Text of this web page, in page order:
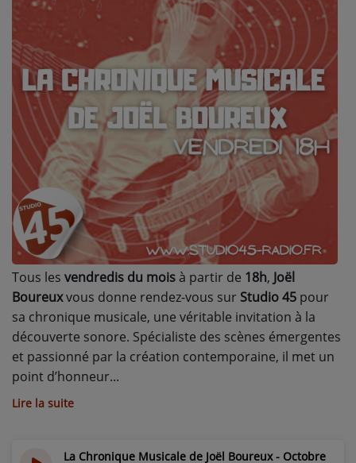
LES ASSOCIÉS DU JOUR
LA CHRONIQUE ENVIRONNEMENTALE
LA CHRONIQUE MUSICALE
L'ÉNERGIE DES 9 ÉTOILES
MIXTAPE ADDICT RADIO SHOW
"SI ON CHANTAIT", L'ÉMISSION
SONS 2 DARONS
La Radio
EQUIPE
PODCASTS
INTERVIEW
Tous les vendredis du moisà partir de 18h, Joël
Boureuxvous donne rendez-vous sur Studio 45 pour
sa chronique musicale, une véritable invitation à la
découverte sonore. Spécialiste des scènes émergentes
et passionné par la création contemporaine, il met un
point d’honneur
Lire la suite
La Chronique Musicale de Joël Boureux - Octobre